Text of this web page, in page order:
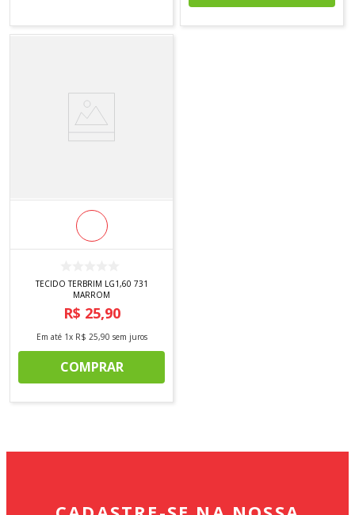
TECIDO TERBRIM LG1,60 731
MARROM
R$ 25,90
Em até 1x R$ 25,90 sem juros
COMPRAR